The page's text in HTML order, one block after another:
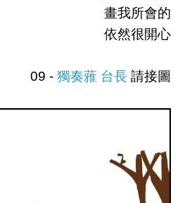
畫我所會的
依然很開心
09 - 獨奏蕥 台長 請接圖